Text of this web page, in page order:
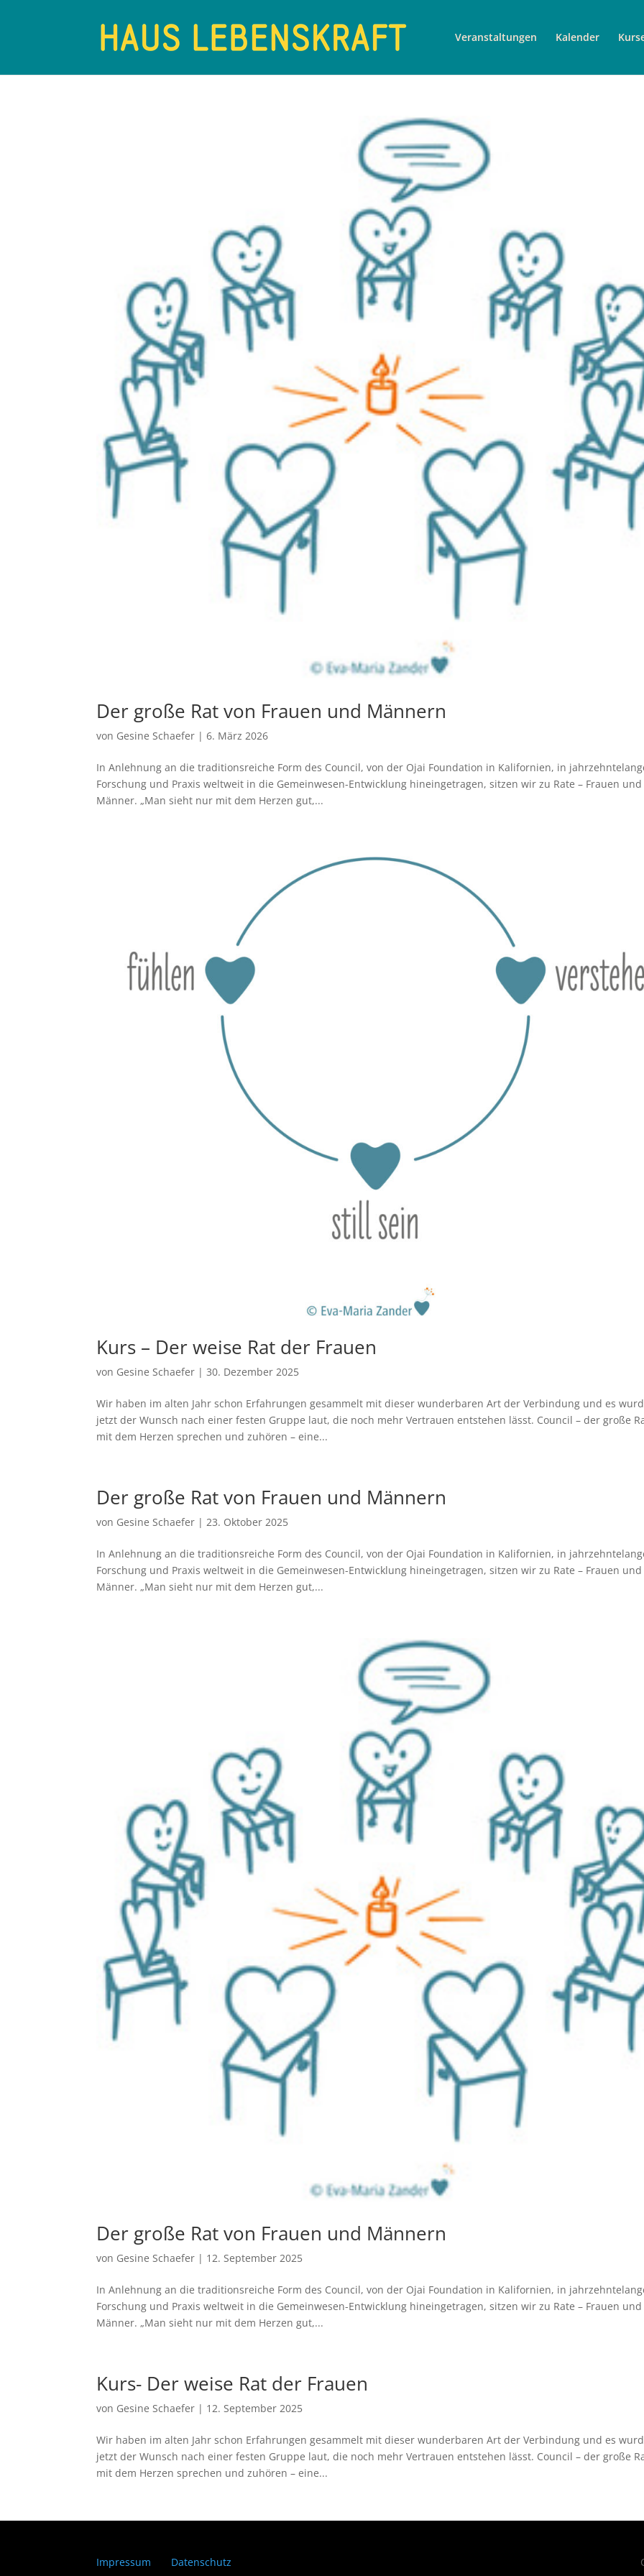
Veranstaltungen Kalender
Der große Rat von Frauen und Männern
von Gesine Schaefer |6. März 2026
In Anlehnung an die traditionsreiche Form des Council, von der Ojai Foundation in Kalifornien, in
Forschung und Praxis weltweit in die Gemeinwesen-Entwicklung hineingetragen, sitzen wir zu Rate – Frauen und
Männer. „Man sieht nur mit dem Herzen gut,...
Kurs – Der weise Rat der Frauen
von Gesine Schaefer |30. Dezember 2025
Wir haben im alten Jahr schon Erfahrungen gesammelt mit dieser wunderbaren Art der Verbindung und es
jetzt der Wunsch nach einer festen Gruppe laut, die noch mehr Vertrauen entstehen lässt. Council – der große
mit dem Herzen sprechen und zuhören – eine...
Der große Rat von Frauen und Männern
von Gesine Schaefer |23. Oktober 2025
In Anlehnung an die traditionsreiche Form des Council, von der Ojai Foundation in Kalifornien, in
Forschung und Praxis weltweit in die Gemeinwesen-Entwicklung hineingetragen, sitzen wir zu Rate – Frauen und
Männer. „Man sieht nur mit dem Herzen gut,...
Der große Rat von Frauen und Männern
von Gesine Schaefer | 12. September 2025
In Anlehnung an die traditionsreiche Form des Council, von der Ojai Foundation in Kalifornien, in
Forschung und Praxis weltweit in die Gemeinwesen-Entwicklung hineingetragen, sitzen wir zu Rate – Frauen und
Männer. „Man sieht nur mit dem Herzen gut,...
Kurs- Der weise Rat der Frauen
von Gesine Schaefer | 12. September 2025
Wir haben im alten Jahr schon Erfahrungen gesammelt mit dieser wunderbaren Art der Verbindung und es
jetzt der Wunsch nach einer festen Gruppe laut, die noch mehr Vertrauen entstehen lässt. Council – der große
mit dem Herzen sprechen und zuhören – eine...
Impressum Datenschutz